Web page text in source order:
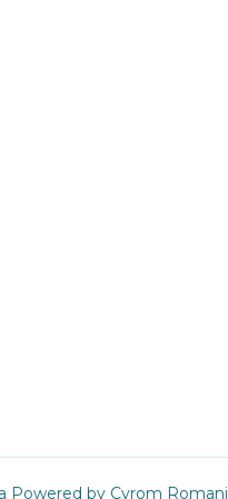
Powered by Cyrom